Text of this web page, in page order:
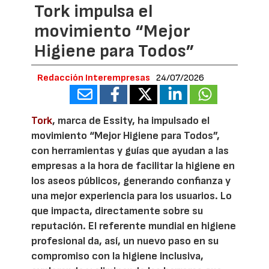
Tork impulsa el
movimiento “Mejor
Higiene para Todos”
Redacción Interempresas 24/07/2026
Tork, marca de Essity, ha impulsado el
movimiento “Mejor Higiene para Todos”,
con herramientas y guías que ayudan a las
empresas a la hora de facilitar la higiene en
los aseos públicos, generando confianza y
una mejor experiencia para los usuarios. Lo
que impacta, directamente sobre su
reputación. El referente mundial en higiene
profesional da, así, un nuevo paso en su
compromiso con la higiene inclusiva,